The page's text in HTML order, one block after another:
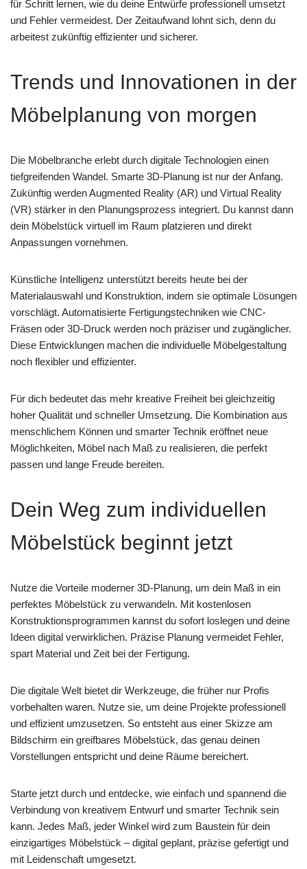
für Schritt lernen, wie du deine Entwürfe professionell umsetzt
und Fehler vermeidest. Der Zeitaufwand lohnt sich, denn du
arbeitest zukünftig effizienter und sicherer.
Trends und Innovationen in der
Möbelplanung von morgen
Die Möbelbranche erlebt durch digitale Technologien einen
tiefgreifenden Wandel. Smarte 3D-Planung ist nur der Anfang.
Zukünftig werden Augmented Reality (AR) und Virtual Reality
(VR) stärker in den Planungsprozess integriert. Du kannst dann
dein Möbelstück virtuell im Raum platzieren und direkt
Anpassungen vornehmen.
Künstliche Intelligenz unterstützt bereits heute bei der
Materialauswahl und Konstruktion, indem sie optimale Lösungen
vorschlägt. Automatisierte Fertigungstechniken wie CNC-
Fräsen oder 3D-Druck werden noch präziser und zugänglicher.
Diese Entwicklungen machen die individuelle Möbelgestaltung
noch flexibler und effizienter.
Für dich bedeutet das mehr kreative Freiheit bei gleichzeitig
hoher Qualität und schneller Umsetzung. Die Kombination aus
menschlichem Können und smarter Technik eröffnet neue
Möglichkeiten, Möbel nach Maß zu realisieren, die perfekt
passen und lange Freude bereiten.
Dein Weg zum individuellen
Möbelstück beginnt jetzt
Nutze die Vorteile moderner 3D-Planung, um dein Maß in ein
perfektes Möbelstück zu verwandeln. Mit kostenlosen
Konstruktionsprogrammen kannst du sofort loslegen und deine
Ideen digital verwirklichen. Präzise Planung vermeidet Fehler,
spart Material und Zeit bei der Fertigung.
Die digitale Welt bietet dir Werkzeuge, die früher nur Profis
vorbehalten waren. Nutze sie, um deine Projekte professionell
und effizient umzusetzen. So entsteht aus einer Skizze am
Bildschirm ein greifbares Möbelstück, das genau deinen
Vorstellungen entspricht und deine Räume bereichert.
Starte jetzt durch und entdecke, wie einfach und spannend die
Verbindung von kreativem Entwurf und smarter Technik sein
kann. Jedes Maß, jeder Winkel wird zum Baustein für dein
einzigartiges Möbelstück – digital geplant, präzise gefertigt und
mit Leidenschaft umgesetzt.